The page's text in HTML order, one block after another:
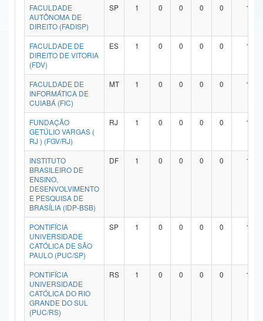
Advocacia-Geral da União
Banco Central do Brasil
FACULDADE
AUTÔNOMA DE
DIREITO (FADISP)
SP 1 0 0 0 0 1
FACULDADE DE
DIREITO DE VITORIA
(FDV)
ES 1 0 0 0 0 1
FACULDADE DE
INFORMÁTICA DE
CUIABÁ (FIC)
MT 1 0 0 0 0 1
FUNDAÇÃO
GETÚLIO VARGAS (
RJ ) (FGV/RJ)
RJ 1 0 0 0 0 1
INSTITUTO
BRASILEIRO DE
ENSINO,
DESENVOLVIMENTO
E PESQUISA DE
BRASÍLIA (IDP-BSB)
DF 1 0 0 0 0 1
PONTIFÍCIA
UNIVERSIDADE
CATÓLICA DE SÃO
PAULO (PUC/SP)
SP 1 0 0 0 0 1
PONTIFÍCIA
UNIVERSIDADE
CATÓLICA DO RIO
GRANDE DO SUL
(PUC/RS)
RS 1 0 0 0 0 1